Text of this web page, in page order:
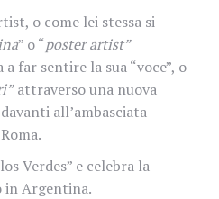
o come lei stessa si
” o “poster artist”
far sentire la sua “voce”, o
attraverso una nuova
all’ambasciata
Verdes” e celebra la
in Argentina.